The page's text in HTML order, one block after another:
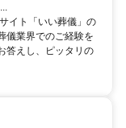
イト「いい葬儀」の
儀業界でのご経験を
答えし、ピッタリの